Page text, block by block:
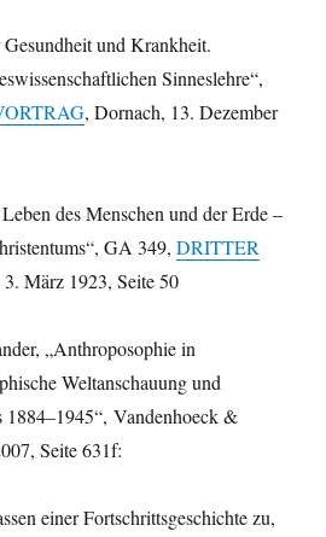
und Krankheit.
Sinneslehre“,
, Dornach, 13. Dezember
des Menschen und der Erde –
GA 349,DRITTER
März 1923, Seite 50
„Anthroposophie in
Weltanschauung und
1884–1945“, Vandenhoeck &
Seite 631f:
einer Fortschrittsgeschichte zu,